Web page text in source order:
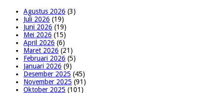
Agustus 2026 (3)
Juli 2026 (19)
Juni 2026 (19)
Mei 2026 (15)
April 2026 (6)
Maret 2026 (21)
Februari 2026 (5)
Januari 2026 (9)
Desember 2025 (45)
November 2025 (91)
Oktober 2025 (101)